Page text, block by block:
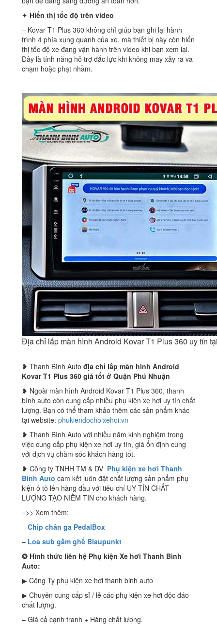
✦ Hiển thị tốc độ trên video
– Kovar T1 Plus 360 không chỉ giúp bạn ghi lại hành
trình 4 phía xung quanh của xe, mà thiết bị này còn hiển
thị tốc độ xe đang vận hành trên video khi bạn xem lại.
Đây là tính năng hỗ trợ đắc lực khi không may xảy ra va
chạm hoặc phạt nhầm.
Địa chỉ lắp màn hình Android Kovar T1 Plus 360 uy tín
❥ Thanh Bình Auto địa chỉ lắp màn hình Android
Kovar T1 Plus 360 giá tốt ở Quận Phú Nhuận
❥ Ngoài màn hình Android Kovar T1 Plus 360, thanh
bình auto còn cung cấp nhiều phụ kiện xe hơi uy tín chất
lượng. Bạn có thể tham khảo thêm các sản phẩm khác
tại website: phukiendochoixehoi.vn
❥ Thanh Bình Auto với nhiều năm kinh nghiệm trong
việc cung cấp phụ kiện xe hơi uy tín, giá ổn định cùng
với dịch vụ chăm sóc khách hàng tốt.
❥ Công ty TNHH TM & DV Phụ kiện xe hơi Thanh
Bình Auto cam kết luôn đặt chất lượng sản phẩm phụ
kiện ô tô lên hàng đầu với tiêu chí UY TÍN CHẤT
LƯỢNG TẠO NIỀM TIN cho khách hàng.
=>> Xem thêm:
– Chip chân ga PedalBox
– Loa sub gầm ghế Blaupunkt
✪ Hình thức liên hệ Phụ kiện Xe hơi Thanh Bình
Auto:
▶ Công Ty phụ kiện xe hơi thanh binh auto
▶ Chuyên cung cấp sỉ / lẻ các phụ kiện xe hơi độc đáo
chất lượng.
– Giá cả cạnh tranh + Hàng chất lượng.